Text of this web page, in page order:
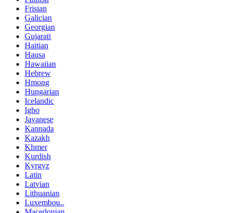
Frisian
Galician
Georgian
Gujarati
Haitian
Hausa
Hawaiian
Hebrew
Hmong
Hungarian
Icelandic
Igbo
Javanese
Kannada
Kazakh
Khmer
Kurdish
Kyrgyz
Latin
Latvian
Lithuanian
Luxembou..